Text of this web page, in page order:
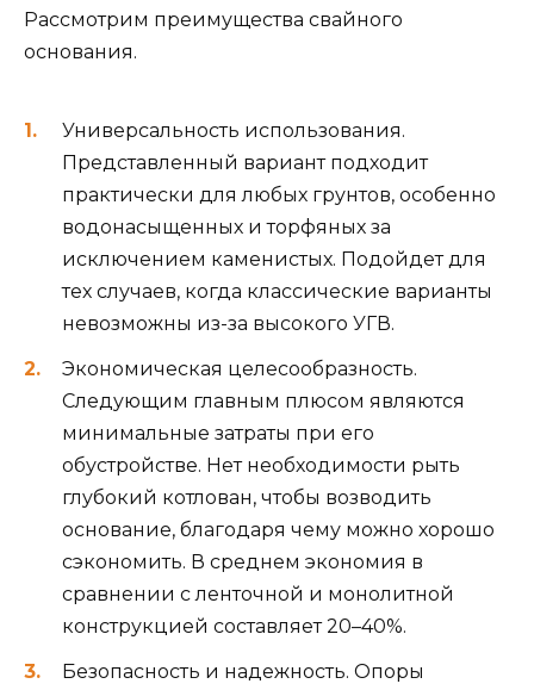
Рассмотрим преимущества свайного
основания.
Универсальность использования.
Представленный вариант подходит
практически для любых грунтов, особенно
водонасыщенных и торфяных за
исключением каменистых. Подойдет для
тех случаев, когда классические варианты
невозможны из-за высокого УГВ.
Экономическая целесообразность.
Следующим главным плюсом являются
минимальные затраты при его
обустройстве. Нет необходимости рыть
глубокий котлован, чтобы возводить
основание, благодаря чему можно хорошо
сэкономить. В среднем экономия в
сравнении с ленточной и монолитной
конструкцией составляет 20–40%.
Безопасность и надежность. Опоры